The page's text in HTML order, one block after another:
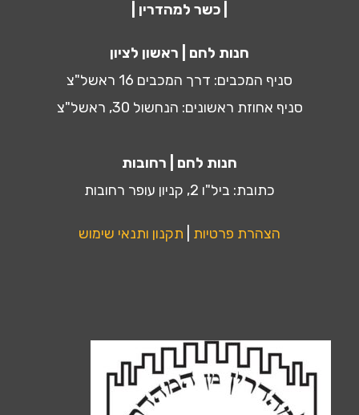
| כשר למהדרין |
חנות לחם | ראשון לציון
סניף המכבים: דרך המכבים 16 ראשל"צ
סניף אחוזת ראשונים: הנחשול 30, ראשל"צ
חנות לחם | רחובות
כתובת: ביל"ו 2, קניון עופר רחובות
הצהרת פרטיות תקנון ותנאי שימוש